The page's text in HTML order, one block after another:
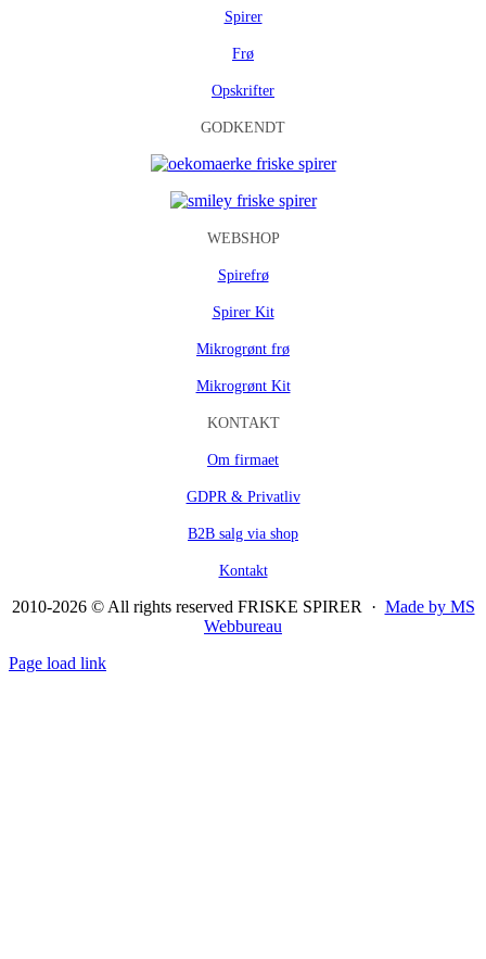
Spirer
Frø
Opskrifter
GODKENDT
WEBSHOP
Spirefrø
Spirer Kit
Mikrogrønt frø
Mikrogrønt Kit
KONTAKT
Om firmaet
GDPR & Privatliv
B2B salg via shop
Kontakt
2010-2026 © All rights reserved FRISKE SPIRER · Made by MS
Webbureau
Page load link